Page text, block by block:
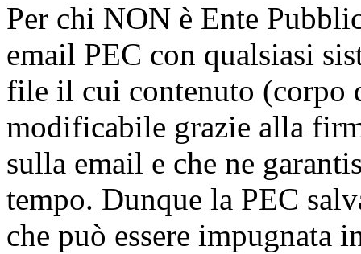
Per chi NON è Ente
email PEC con qualsiasi
file il cui contenuto (corpo
modificabile grazie alla
sulla email e che ne
tempo. Dunque la PEC
che può essere impugnata